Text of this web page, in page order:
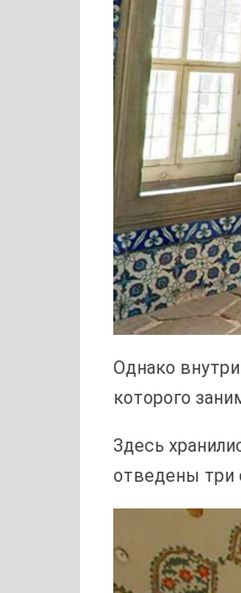
Однако
которого
Здесь
отведены три